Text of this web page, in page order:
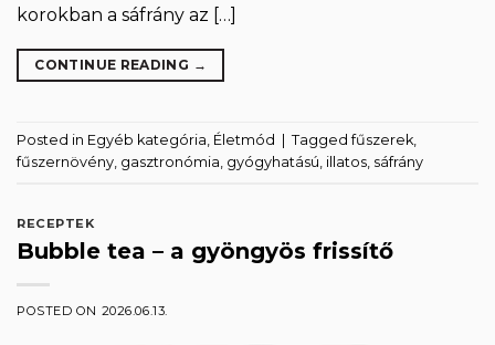
korokban a sáfrány az […]
CONTINUE READING →
Posted in Egyéb kategória, Életmód Taggedfűszerek,
fűszernövény, gasztronómia, gyógyhatású, illatos, sáfrány
RECEPTEK
Bubble tea – a gyöngyös frissítő
POSTED ON 2026.06.13.